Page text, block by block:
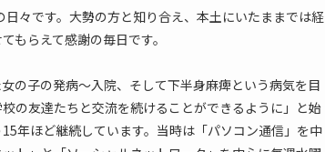
々です。大勢の方と知り合え、本土にいたままでは経
もらえて感謝の毎日です。
の子の発病〜入院、そして下半身麻痺という病気を目
の友達たちと交流を続けることができるように」と始
年ほど継続しています。当時は「パソコン通信」を中